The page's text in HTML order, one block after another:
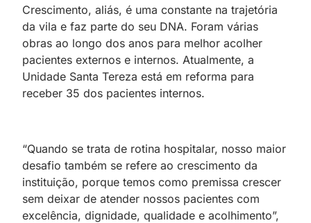
Crescimento, aliás, é uma constante na trajetória
da vila e faz parte do seu DNA. Foram várias
obras ao longo dos anos para melhor acolher
pacientes externos e internos. Atualmente, a
Unidade Santa Tereza está em reforma para
receber 35 dos pacientes internos.
“Quando se trata de rotina hospitalar, nosso maior
desafio também se refere ao crescimento da
instituição, porque temos como premissa crescer
sem deixar de atender nossos pacientes com
excelência, dignidade, qualidade e acolhimento”,